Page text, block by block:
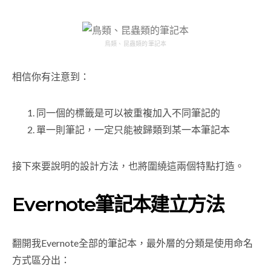
鳥類、昆蟲類的筆記本
相信你有注意到：
同一個的標籤是可以被重複加入不同筆記的
單一則筆記，一定只能被歸類到某一本筆記本
接下來要說明的設計方法，也將圍繞這兩個特點打造。
Evernote筆記本建立方法
翻開我Evernote全部的筆記本，最外層的分類是使用命名
方式區分出：